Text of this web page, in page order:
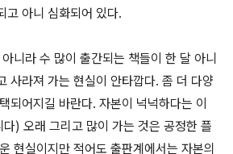
고 아니 심화되어 있다.
니라 수 많이 출간되는 책들이 한 달 아니
사라져 가는 현실이 안타깝다. 좀 더 다양
되어지길 바란다. 자본이 넉넉하다는 이
) 오래 그리고 많이 가는 것은 공정한 플
현실이지만 적어도 출판계에서는 자본의